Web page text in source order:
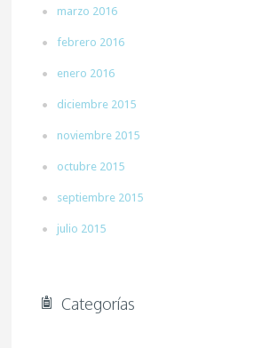
marzo 2016
febrero 2016
enero 2016
diciembre 2015
noviembre 2015
octubre 2015
septiembre 2015
julio 2015
Categorías